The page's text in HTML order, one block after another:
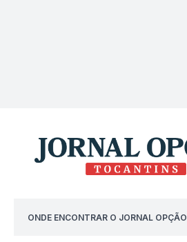
ONDE ENCONTRAR O JORNAL OPÇÃO